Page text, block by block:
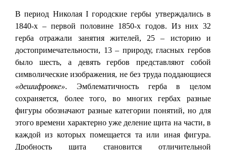
В период Николая I городские гербы утверждались в
1840‑х – первой половине 1850-х годов. Из них 32
герба отражали занятия жителей, 25 – историю и
достопримечательности, 13 – природу, гласных гербов
было шесть, а девять гербов представляют собой
символические изображения, не без труда поддающиеся
«дешифровке». Эмблематичность герба в целом
сохраняется, более того, во многих гербах разные
фигуры обозначают разные категории понятий, но для
этого времени характерно уже деление щита на части, в
каждой из которых помещается та или иная фигура.
Дробность щита становится отличительной